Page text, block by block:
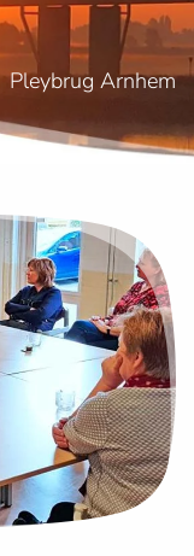
Pleybrug Arnhem